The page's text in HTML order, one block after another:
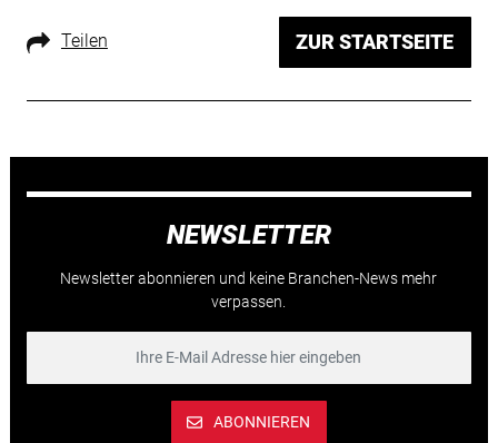
Teilen ZUR STARTSEITE
NEWSLETTER
Newsletter abonnieren und keine Branchen-News mehr
verpassen.
ABONNIEREN